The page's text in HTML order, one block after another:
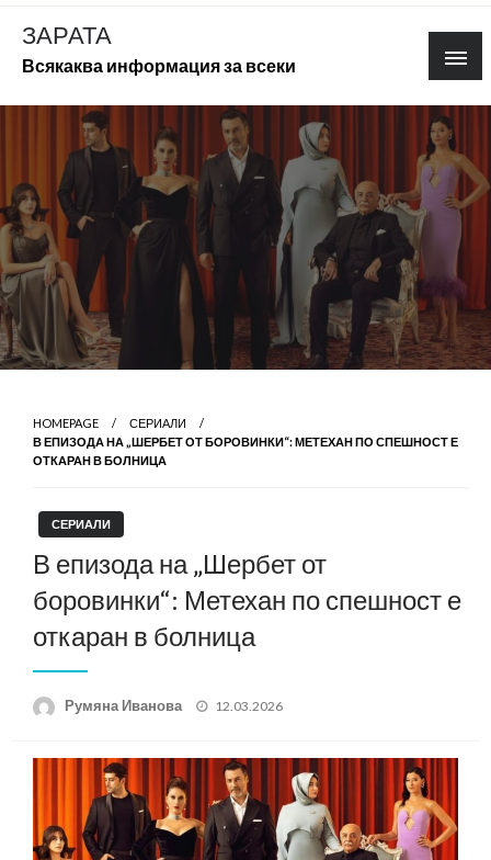
Skip
content
ЗАРАТА
Всякаква информация за всеки
HOMEPAGE
СЕРИАЛИ
В ЕПИЗОДА НА „ШЕРБЕТ ОТ БОРОВИНКИ“: МЕТЕХАН ПО СПЕШНОСТ Е
ОТКАРАН В БОЛНИЦА
СЕРИАЛИ
В епизода на „Шербет от
боровинки“: Метехан по спешност е
откаран в болница
Румяна Иванова
Posted
12.03.2026